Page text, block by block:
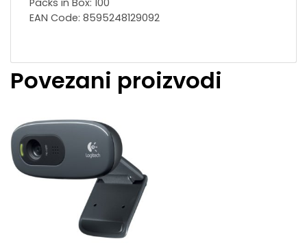
Packs in Box: 100
EAN Code: 8595248129092
Povezani proizvodi